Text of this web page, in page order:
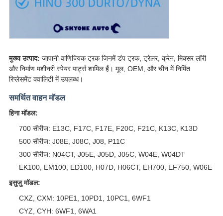
मुख्य उत्पाद: जापानी वाणिज्यिक ट्रक जिनमें डंप ट्रक, ट्रेलर, क्रेन, मिक्सर लॉरी
और निर्माण मशीनरी स्पेयर पार्ट्स शामिल हैं। मूल, OEM, और चीन में निर्मित
रिप्लेसमेंट क्वालिटी में उपलब्ध।
समर्थित वाहन मॉडल
हिना मॉडल:
700 सीरीज: E13C, F17C, F17E, F20C, F21C, K13C, K13D
500 सीरीज: J08E, J08C, J08, P11C
300 सीरीज: N04CT, J05E, J05D, J05C, W04E, W04DT
EK100, EM100, ED100, H07D, H06CT, EH700, EF750, W06E
इसुजु मॉडल:
CXZ, CXM: 10PE1, 10PD1, 10PC1, 6WF1
CYZ, CYH: 6WF1, 6WA1